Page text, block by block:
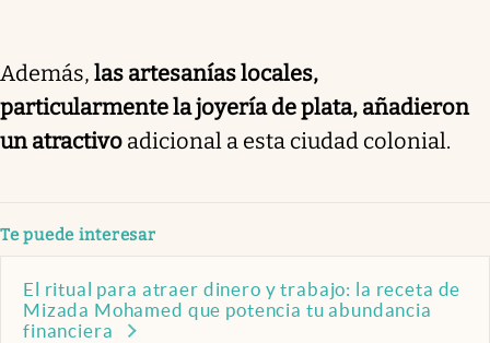
Además, las artesanías locales,
particularmente la joyería de plata, añadieron
un atractivo adicional a esta ciudad colonial.
Te puede interesar
El ritual para atraer dinero y trabajo: la receta de
Mizada Mohamed que potencia tu abundancia
financiera